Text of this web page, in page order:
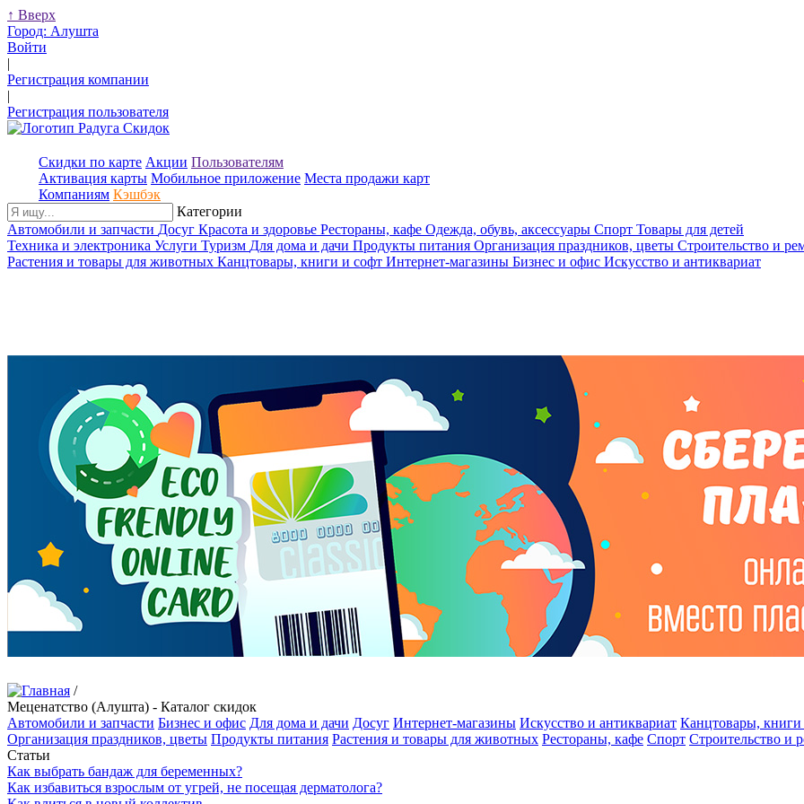
↑ Вверх
Город: Алушта
Войти
|
Регистрация компании
|
Регистрация пользователя
Скидки по карте Акции Пользователям
Активация карты Мобильное приложение Места продажи карт
Компаниям Кэшбэк
Категории
Автомобили и запчасти Досуг Красота и здоровье Рестораны, кафе Одежда, обувь, аксессуары Спорт Товары для детей
Техника и электроника Услуги Туризм Для дома и дачи Продукты питания Организация праздников, цветы Строительство и
Растения и товары для животных Канцтовары, книги и софт Интернет-магазины Бизнес и офис Искусство и антиквариат
/
Меценатство (Алушта) - Каталог скидок
Автомобили и запчасти Бизнес и офис Для дома и дачи Досуг Интернет-магазины Искусство и антиквариат Канцтовары, книги
Организация праздников, цветы Продукты питания Растения и товары для животных Рестораны, кафе Спорт Строительство и
Статьи
Как выбрать бандаж для беременных?
Как избавиться взрослым от угрей, не посещая дерматолога?